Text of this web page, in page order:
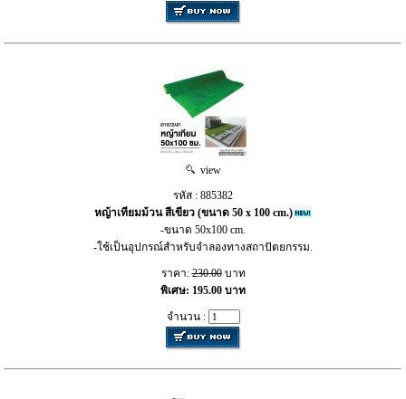
view
รหัส : 885382
หญ้าเทียมม้วน สีเขียว (ขนาด 50 x 100 cm.)
-ขนาด 50x100 cm.
-ใช้เป็นอุปกรณ์สำหรับจำลองทางสถาปัตยกรรม.
ราคา:230.00บาท
พิเศษ: 195.00 บาท
จำนวน :